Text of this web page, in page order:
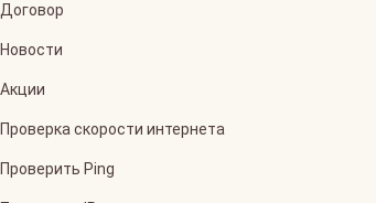
Договор
Новости
Акции
Проверка скорости интернета
Проверить Ping